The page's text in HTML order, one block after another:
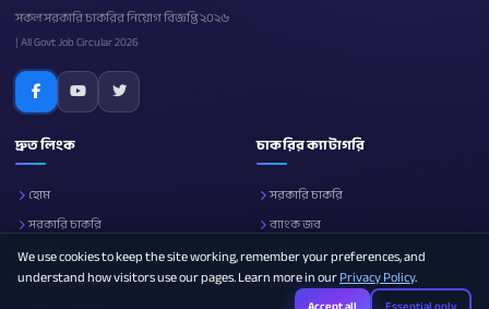
সকল সরকারি চাকরির নিয়োগ বিজ্ঞপ্তি ২০২৬
| All Govt Job Circular 2026
দ্রুত লিংক
হোম
সরকারি চাকরি
নোটিশ বোর্ড
আমাদের সম্পর্কে
চাকরির ক্যাটাগরি
সরকারি চাকরি
ব্যাংক জব
প্রতিরক্ষা
শিক্ষা
We use cookies to keep the site working, remember your preferences, and
understand how visitors use our pages. Learn more in ourPrivacy Policy.